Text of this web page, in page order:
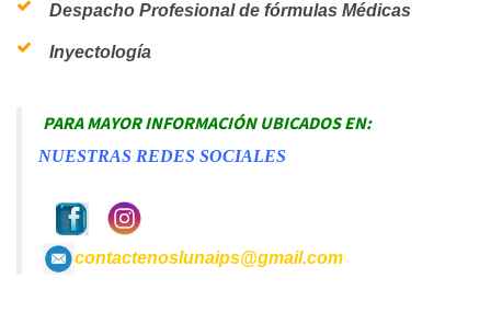
Despacho Profesional de fórmulas Médicas
Inyectología
PARA MAYOR INFORMACIÓN UBICADOS EN:
NUESTRAS REDES SOCIALES
contactenoslunaips@gmail.com